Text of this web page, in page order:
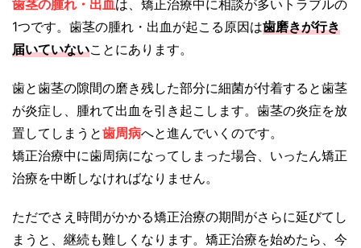
歯茎の腫れ・出血は、矯正治療中に相談が多いトラブルの
1つです。歯茎の腫れ・出血が起こる原因は歯磨きが行き
届いていないことにあります。
歯と歯茎の隙間の磨き残した部分に細菌が付着すると歯茎
が炎症し、腫れて出血を引き起こします。歯茎の炎症を放
置してしまうと歯周病へと進んでいくのです。
矯正治療中に歯周病になってしまった場合、いったん矯正
治療を中断しなければなりません。
ただでさえ時間がかかる矯正治療の期間がさらに延びてし
まうと、継続も難しくなります。矯正治療を始めたら、今